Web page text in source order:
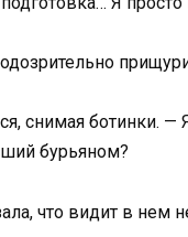
снимая ботинки.
бурьяном?
что видит в нем